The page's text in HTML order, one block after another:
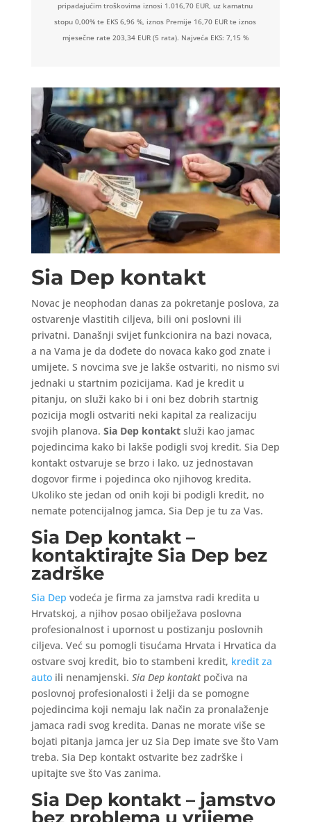
pripadajućim troškovima iznosi 1.016,70 EUR, uz kamatnu
stopu 0,00% te EKS 6,96 %, iznos Premije 16,70 EUR te iznos
mjesečne rate 203,34 EUR (5 rata). Najveća EKS: 7,15 %
Sia Dep kontakt
Novac je neophodan danas za pokretanje poslova, za
ostvarenje vlastitih ciljeva, bili oni poslovni ili
privatni. Današnji svijet funkcionira na bazi novaca,
a na Vama je da dođete do novaca kako god znate i
umijete. S novcima sve je lakše ostvariti, no nismo svi
jednaki u startnim pozicijama. Kad je kredit u
pitanju, on služi kako bi i oni bez dobrih startnig
pozicija mogli ostvariti neki kapital za realizaciju
svojih planova. Sia Dep kontaktsluži kao jamac
pojedincima kako bi lakše podigli svoj kredit. Sia Dep
kontakt ostvaruje se brzo i lako, uz jednostavan
dogovor firme i pojedinca oko njihovog kredita.
Ukoliko ste jedan od onih koji bi podigli kredit, no
nemate potencijalnog jamca, Sia Dep je tu za Vas.
Sia Dep kontakt –
kontaktirajte Sia Dep bez
zadrške
Sia Dep vodeća je firma za jamstva radi kredita u
Hrvatskoj, a njihov posao obilježava poslovna
profesionalnost i upornost u postizanju poslovnih
ciljeva. Već su pomogli tisućama Hrvata i Hrvatica da
ostvare svoj kredit, bio to stambeni kredit, kredit za
autoili nenamjenski. Sia Dep kontaktpočiva na
poslovnoj profesionalosti i želji da se pomogne
pojedincima koji nemaju lak način za pronalaženje
jamaca radi svog kredita. Danas ne morate više se
bojati pitanja jamca jer uz Sia Dep imate sve što Vam
treba. Sia Dep kontakt ostvarite bez zadrške i
upitajte sve što Vas zanima.
Sia Dep kontakt – jamstvo